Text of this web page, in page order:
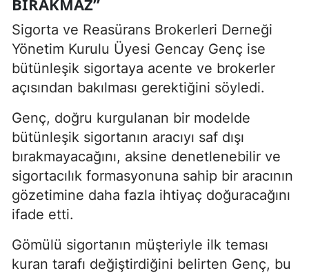
Sigorta ve Reasürans Brokerleri Derneği
Yönetim Kurulu Üyesi Gencay Genç ise
bütünleşik sigortaya acente ve brokerler
açısından bakılması gerektiğini söyledi.
Genç, doğru kurgulanan bir modelde
bütünleşik sigortanın aracıyı saf dışı
bırakmayacağını, aksine denetlenebilir ve
sigortacılık formasyonuna sahip bir aracının
gözetimine daha fazla ihtiyaç doğuracağını
ifade etti.
Gömülü sigortanın müşteriyle ilk teması
kuran tarafı değiştirdiğini belirten Genç, bu